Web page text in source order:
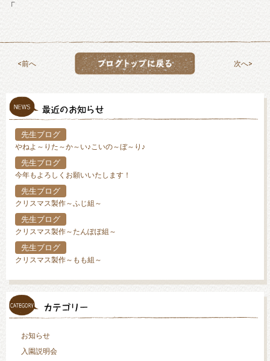
「
前へ 次へ
先生ブログ
やねよ～りた～か～い♪こいの～ぼ～り♪
先生ブログ
今年もよろしくお願いいたします！
先生ブログ
クリスマス製作～ふじ組～
先生ブログ
クリスマス製作～たんぽぽ組～
先生ブログ
クリスマス製作～もも組～
お知らせ
入園説明会